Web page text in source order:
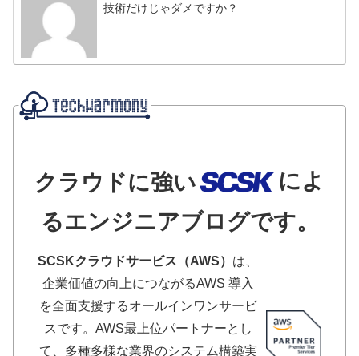
技術だけじゃダメですか？
クラウドに強い
によ
るエンジニアブログです。
SCSKクラウドサービス（AWS） は、
企業価値の向上につながるAWS 導入
を全面支援するオールインワンサービ
スです。AWS最上位パートナーとし
て、多種多様な業界のシステム構築実